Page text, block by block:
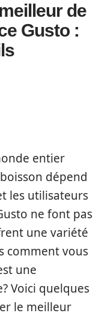
de
Gusto :
entier
dépend
les utilisateurs
ne font pas
une variété
comment vous
une
Voici quelques
le meilleur